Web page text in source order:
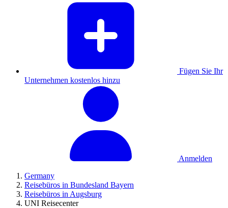
Fügen Sie Ihr
Unternehmen kostenlos hinzu
Anmelden
Germany
Reisebüros in Bundesland Bayern
Reisebüros in Augsburg
UNI Reisecenter